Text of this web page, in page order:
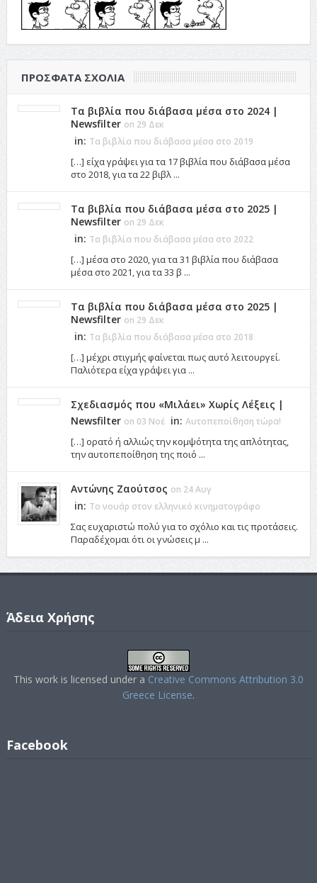
ΠΡΌΣΦΑΤΑ ΣΧΌΛΙΑ
Τα βιβλία που διάβασα μέσα στο 2024 |
Newsfilter on 29 Δεκ
in: Τα βιβλία που διάβασα μέσα στο 2019
[…] είχα γράψει για τα 17 βιβλία που διάβασα μέσα
στο 2018, για τα 22 βιβλ ...
Τα βιβλία που διάβασα μέσα στο 2025 |
Newsfilter on 29 Δεκ
in: Τα βιβλία που διάβασα μέσα στο 2022
[…] μέσα στο 2020, για τα 31 βιβλία που διάβασα
μέσα στο 2021, για τα 33 β ...
Τα βιβλία που διάβασα μέσα στο 2025 |
Newsfilter on 29 Δεκ
in: Τα βιβλία που διάβασα μέσα στο 2018
[…] μέχρι στιγμής φαίνεται πως αυτό λειτουργεί.
Παλιότερα είχα γράψει για ...
Σχεδιασμός που «Μιλάει» Χωρίς Λέξεις |
Newsfilter on 03 Νοέ in: Αυτοπεποίθηση τώρα!
[…] ορατό ή αλλιώς την κομψότητα της απλότητας,
την αυτοπεποίθηση της ποιό ...
Αντώνης Ζαούτσος on 24 Αυγ
in: Το νουάρ στον ελληνικό κινηματογράφο
Σας ευχαριστώ πολύ για το σχόλιο και τις προτάσεις.
Παραδέχομαι ότι οι γνώσεις μ ...
Άδεια Χρήσης
This work is licensed under a Creative Commons Attribution 3.0
Greece License.
Facebook